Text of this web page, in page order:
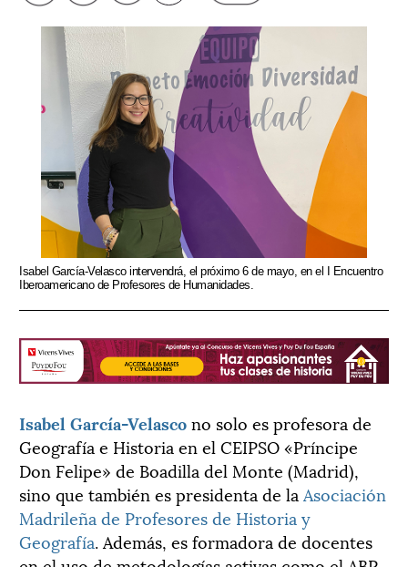
Isabel García-Velasco intervendrá, el próximo 6 de mayo, en el I Encuentro
Iberoamericano de Profesores de Humanidades.
Isabel García-Velascono solo es profesora de
Geografía e Historia en el CEIPSO «Príncipe
Don Felipe» de Boadilla del Monte (Madrid),
sino que también es presidenta de la Asociación
Madrileña de Profesores de Historia y
Geografía. Además, es formadora de docentes